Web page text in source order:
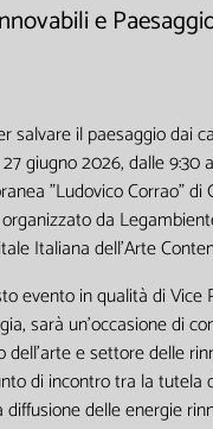
e
salvare il paesaggio dai
giugno 2026, dalle 9:30
"Ludovico Corrao" di
da
Italiana dell'Arte
evento in qualità di Vice
sarà un’occasione di
dell’arte e settore delle
di incontro tra la tutela
diffusione delle energie
Email per ricevere
anteprima